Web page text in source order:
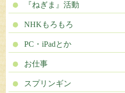
『ねぎま』活動
NHKもろもろ
PC・iPadとか
お仕事
スプリンギン